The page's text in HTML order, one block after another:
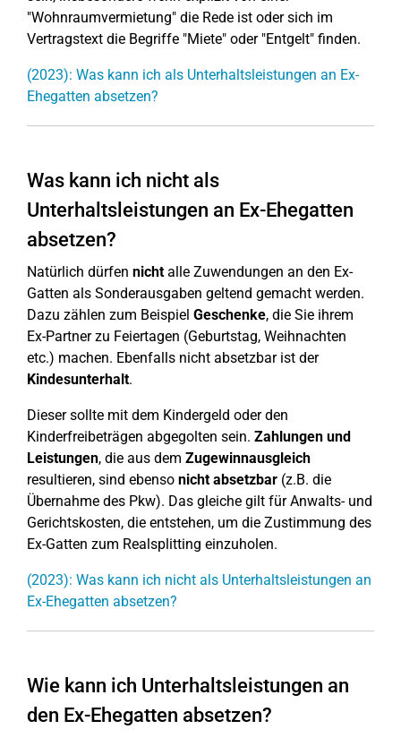
"Wohnraumvermietung" die Rede ist oder sich im
Vertragstext die Begriffe "Miete" oder "Entgelt" finden.
(2023): Was kann ich als Unterhaltsleistungen an Ex-
Ehegatten absetzen?
Was kann ich nicht als
Unterhaltsleistungen an Ex-Ehegatten
absetzen?
Natürlich dürfen nichtalle Zuwendungen an den Ex-
Gatten als Sonderausgaben geltend gemacht werden.
Dazu zählen zum Beispiel Geschenke, die Sie ihrem
Ex-Partner zu Feiertagen (Geburtstag, Weihnachten
etc.) machen. Ebenfalls nicht absetzbar ist der
Kindesunterhalt.
Dieser sollte mit dem Kindergeld oder den
Kinderfreibeträgen abgegolten sein. Zahlungen und
Leistungen, die aus dem Zugewinnausgleich
resultieren, sind ebenso nicht absetzbar (z.B. die
Übernahme des Pkw). Das gleiche gilt für Anwalts- und
Gerichtskosten, die entstehen, um die Zustimmung des
Ex-Gatten zum Realsplitting einzuholen.
(2023): Was kann ich nicht als Unterhaltsleistungen an
Ex-Ehegatten absetzen?
Wie kann ich Unterhaltsleistungen an
den Ex-Ehegatten absetzen?